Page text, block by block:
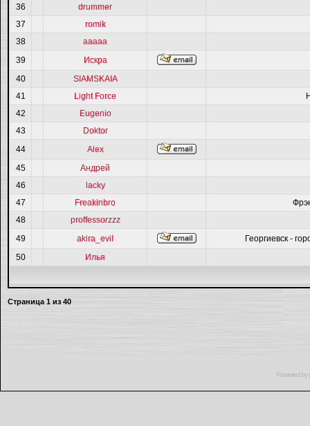
36
drummer
37
romik
38
ааааа
39
Искра
40
SIAMSKAIA
41
Light Force
42
Eugenio
43
Doktor
44
Alex
45
Андрей
46
lacky
47
Freakinbro
48
proffessorzzz
49
akira_evil
Георгиевск -
50
Илья
Страница 1 из 40
Powered by